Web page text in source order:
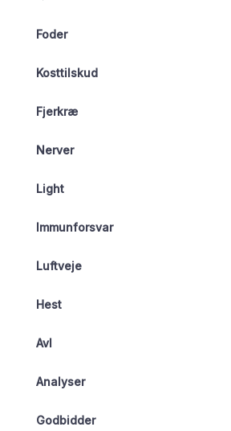
Foder
Kosttilskud
Fjerkræ
Nerver
Light
Immunforsvar
Luftveje
Hest
Avl
Analyser
Godbidder